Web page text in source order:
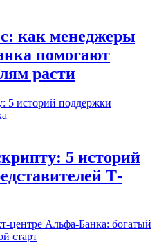
как менеджеры
помогают
расти
5 историй
Т-